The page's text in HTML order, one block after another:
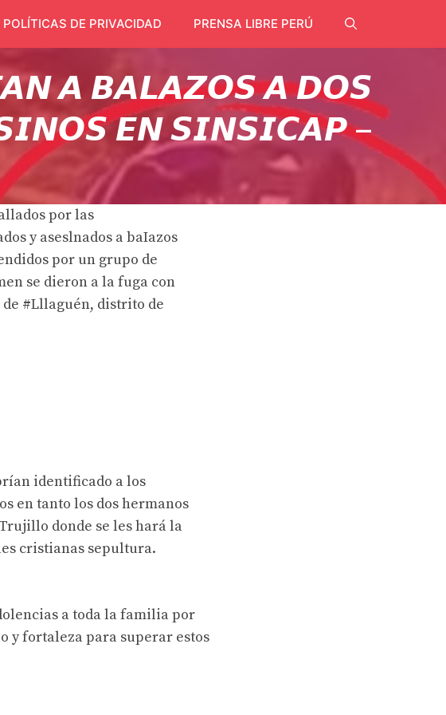
POLÍTICAS DE PRIVACIDAD PRENSA LIBRE PERÚ
𝘼 𝘽𝘼𝙇𝘼𝙕𝙊𝙎 𝘼 𝘿𝙊𝙎
𝙀𝙉 𝙎𝙄𝙉𝙎𝙄𝘾𝘼𝙋 –
por las
y aseslnados a baIazos
por un grupo de
se dieron a la fuga con
#Lllaguén, distrito de
identificado a los
en tanto los dos hermanos
donde se les hará la
cristianas sepultura.
a toda la familia por
y fortaleza para superar estos